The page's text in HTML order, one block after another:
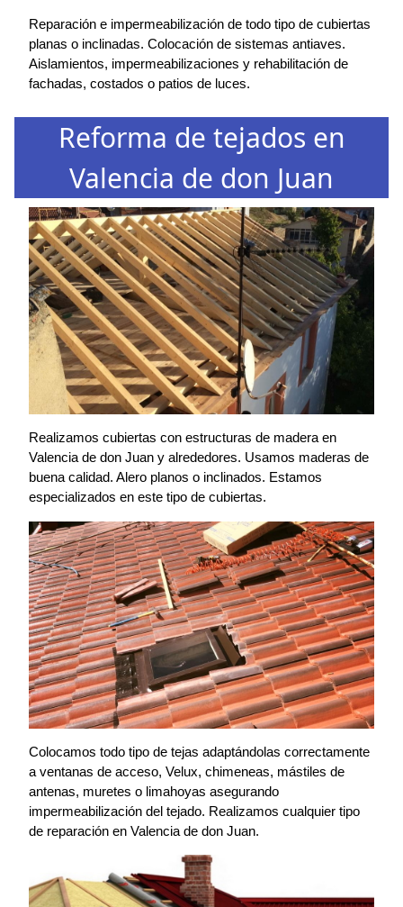
Reparación e impermeabilización de todo tipo de cubiertas
planas o inclinadas. Colocación de sistemas antiaves.
Aislamientos, impermeabilizaciones y rehabilitación de
fachadas, costados o patios de luces.
Reforma de tejados en
Valencia de don Juan
Realizamos cubiertas con estructuras de madera en
Valencia de don Juan y alrededores. Usamos maderas de
buena calidad. Alero planos o inclinados. Estamos
especializados en este tipo de cubiertas.
Colocamos todo tipo de tejas adaptándolas correctamente
a ventanas de acceso, Velux, chimeneas, mástiles de
antenas, muretes o limahoyas asegurando
impermeabilización del tejado. Realizamos cualquier tipo
de reparación en Valencia de don Juan.